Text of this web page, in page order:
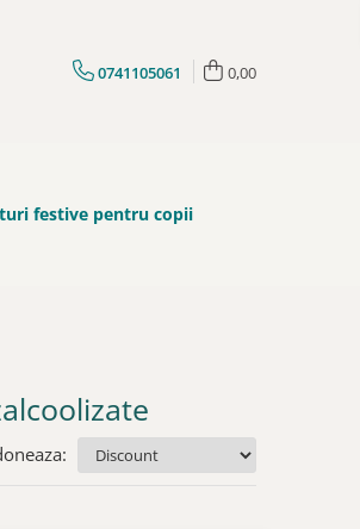
0741105061 0,00
festive pentru copii